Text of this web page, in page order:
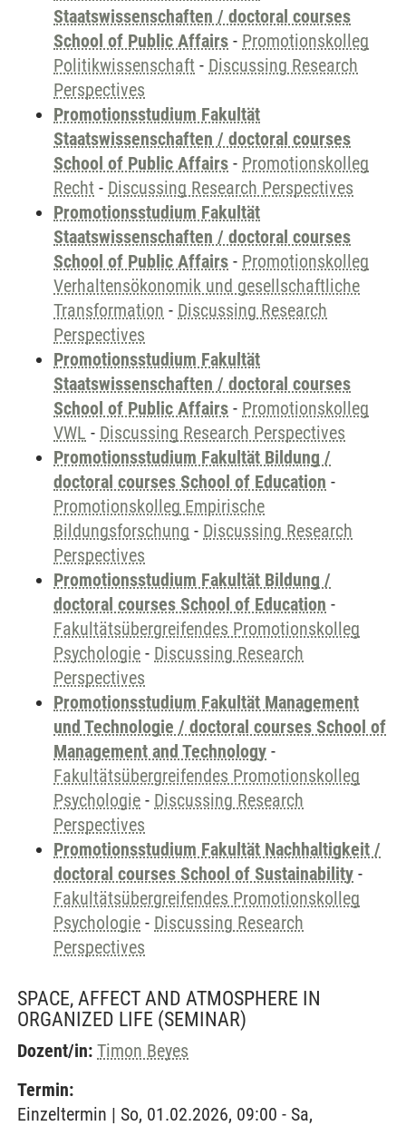
Staatswissenschaften / doctoral courses
School of Public Affairs - Promotionskolleg
Politikwissenschaft - Discussing Research
Perspectives
Promotionsstudium Fakultät
Staatswissenschaften / doctoral courses
School of Public Affairs - Promotionskolleg
Recht - Discussing Research Perspectives
Promotionsstudium Fakultät
Staatswissenschaften / doctoral courses
School of Public Affairs - Promotionskolleg
Verhaltensökonomik und gesellschaftliche
Transformation - Discussing Research
Perspectives
Promotionsstudium Fakultät
Staatswissenschaften / doctoral courses
School of Public Affairs - Promotionskolleg
VWL - Discussing Research Perspectives
Promotionsstudium Fakultät Bildung /
doctoral courses School of Education -
Promotionskolleg Empirische
Bildungsforschung - Discussing Research
Perspectives
Promotionsstudium Fakultät Bildung /
doctoral courses School of Education -
Fakultätsübergreifendes Promotionskolleg
Psychologie - Discussing Research
Perspectives
Promotionsstudium Fakultät Management
und Technologie / doctoral courses School of
Management and Technology -
Fakultätsübergreifendes Promotionskolleg
Psychologie - Discussing Research
Perspectives
Promotionsstudium Fakultät Nachhaltigkeit /
doctoral courses School of Sustainability -
Fakultätsübergreifendes Promotionskolleg
Psychologie - Discussing Research
Perspectives
SPACE, AFFECT AND ATMOSPHERE IN
ORGANIZED LIFE (SEMINAR)
Dozent/in: Timon Beyes
Termin:
Einzeltermin | So, 01.02.2026, 09:00 - Sa,